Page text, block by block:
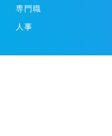
専門職
人事